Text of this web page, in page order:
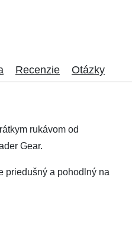
Recenzie Otázky
rukávom od
Gear.
priedušný a pohodlný na